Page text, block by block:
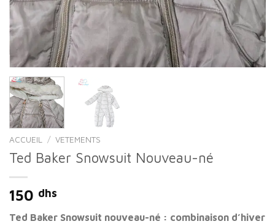
ACCUEIL / VETEMENTS
Ted Baker Snowsuit Nouveau-né
150 dhs
Ted Baker Snowsuit nouveau-né : combinaison d’hiver